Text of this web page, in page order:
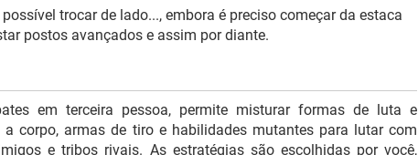
trocar de lado..., embora é preciso começar da estaca
postos avançados e assim por diante.
em terceira pessoa, permite misturar formas de luta e
corpo, armas de tiro e habilidades mutantes para lutar com
e tribos rivais. As estratégias são escolhidas por você,